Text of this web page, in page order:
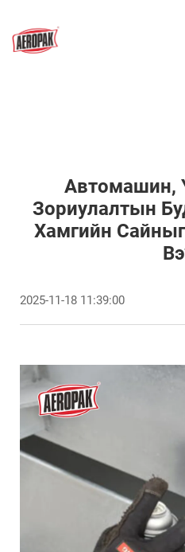
Автомашин,
Зориулалтын
Хамгийн
2025-11-18 11:39:00